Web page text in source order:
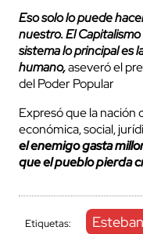
Eso solo lo puede
nuestro. El
sistema lo principal es
humano,aseveró el
del Poder Popular
Expresó que la nación
económica, social,
el enemigo gasta
que el pueblo pierda
Etiquetas: